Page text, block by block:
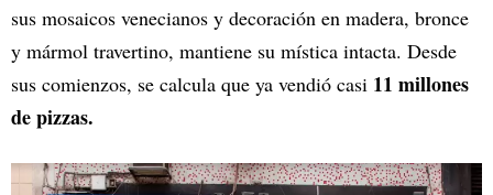
sus mosaicos venecianos y decoración en madera, bronce
y mármol travertino, mantiene su mística intacta. Desde
sus comienzos, se calcula que ya vendió casi 11 millones
de pizzas.